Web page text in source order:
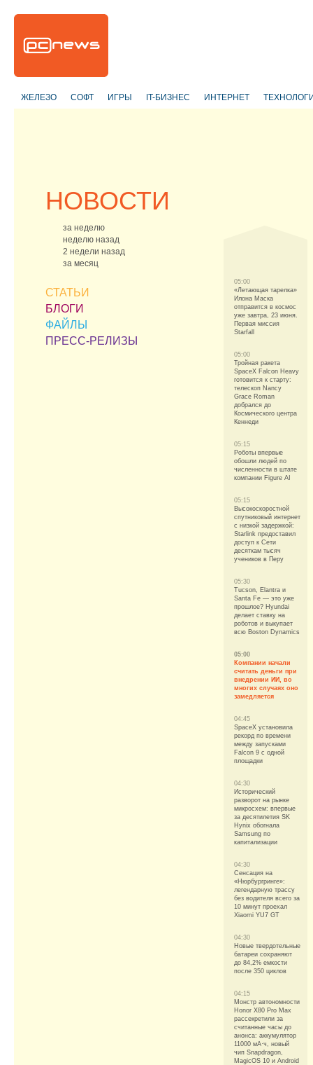
ЖЕЛЕЗО СОФТ ИГРЫ IT-БИЗНЕС ИНТЕРНЕТ
НОВОСТИ
за неделю
неделю назад
2 недели назад
за месяц
СТАТЬИ
БЛОГИ
ФАЙЛЫ
ПРЕСС-РЕЛИЗЫ
05:00
«Летающая тарелка»
Илона Маска
отправится в космос
уже завтра, 23 июня.
Первая миссия
Starfall
05:00
Тройная ракета
SpaceX Falcon Heavy
готовится к старту:
телескоп Nancy
Grace Roman
добрался до
Космического центра
Кеннеди
05:15
Роботы впервые
обошли людей по
численности в штате
компании Figure AI
05:15
Высокоскоростной
спутниковый интернет
с низкой задержкой:
Starlink предоставил
доступ к Сети
десяткам тысяч
учеников в Перу
05:30
Tucson, Elantra и
Santa Fe — это уже
прошлое? Hyundai
делает ставку на
роботов и выкупает
всю Boston Dynamics
05:00
Компании начали
считать деньги при
внедрении ИИ, во
многих случаях оно
замедляется
04:45
SpaceX установила
рекорд по времени
между запусками
Falcon 9 с одной
площадки
04:30
Исторический
разворот на рынке
микросхем: впервые
за десятилетия SK
Hynix обогнала
Samsung по
капитализации
04:30
Сенсация на
«Нюрбургринге»:
легендарную трассу
без водителя всего за
10 минут проехал
Xiaomi YU7 GT
04:30
Новые твердотельные
батареи сохраняют
до 84,2% емкости
после 350 циклов
04:15
Монстр автономности
Honor X80 Pro Max
рассекретили за
считанные часы до
анонса: аккумулятор
11000 мА·ч, новый
чип Snapdragon,
MagicOS 10 и Android